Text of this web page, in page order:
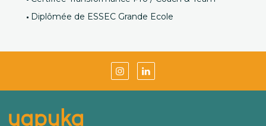
Diplômée de ESSEC Grande Ecole